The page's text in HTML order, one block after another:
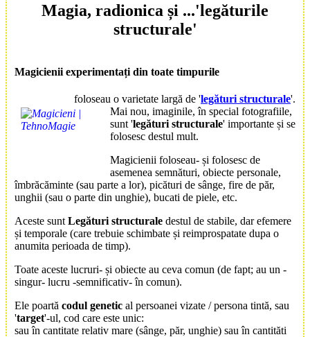
Magia, radionica și ...'legăturile
structurale'
Magicienii experimentați din toate timpurile
foloseau o varietate largă de 'legături structurale'.
Mai nou, imaginile, în special fotografiile,
sunt 'legături structurale' importante și se
folosesc destul mult.
Magicienii foloseau- și folosesc de
asemenea semnături, obiecte personale,
îmbrăcăminte (sau parte a lor), picături de sânge, fire de păr,
unghii (sau o parte din unghie), bucati de piele, etc.
Aceste sunt Legături structurale destul de stabile, dar efemere
și temporale (care trebuie schimbate și reimprospatate dupa o
anumita perioada de timp).
Toate aceste lucruri- și obiecte au ceva comun (de fapt; au un -
singur- lucru -semnificativ- în comun).
Ele poartă codul genetic al persoanei vizate / persona tintă, sau
'target'-ul, cod care este unic:
sau în cantitate relativ mare (sânge, păr, unghie) sau în cantităti